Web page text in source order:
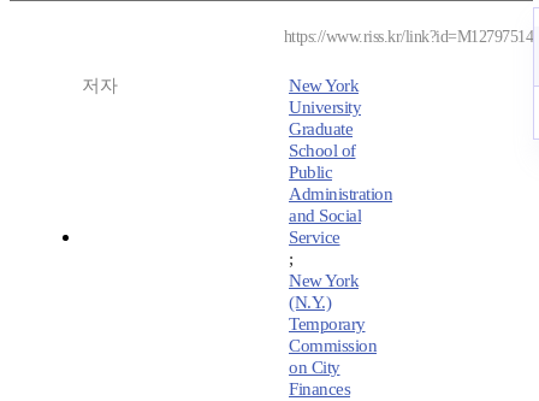
https://www.riss.kr/link?id=M12797514
저자
New York
University
Graduate
School of
Public
Administration
and Social
Service
;
New York
(N.Y.)
Temporary
Commission
on City
Finances